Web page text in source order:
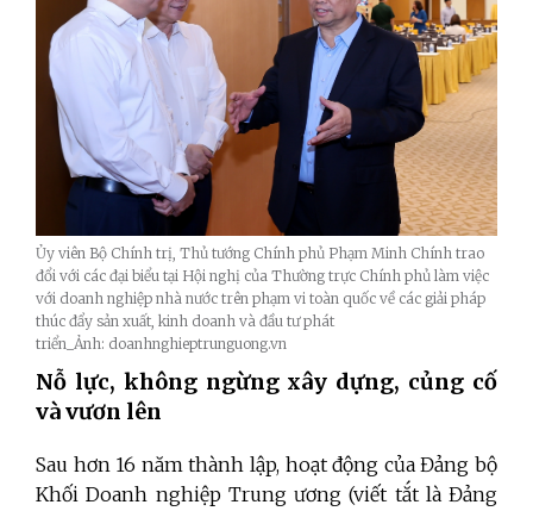
Ủy viên Bộ Chính trị, Thủ tướng Chính phủ Phạm Minh Chính trao
đổi với các đại biểu tại Hội nghị của Thường trực Chính phủ làm việc
với doanh nghiệp nhà nước trên phạm vi toàn quốc về các giải pháp
thúc đẩy sản xuất, kinh doanh và đầu tư phát
triển_Ảnh: doanhnghieptrunguong.vn
Nỗ lực, không ngừng xây dựng, củng cố
và vươn lên
Sau hơn 16 năm thành lập, hoạt động của Đảng bộ
Khối Doanh nghiệp Trung ương (viết tắt là Đảng